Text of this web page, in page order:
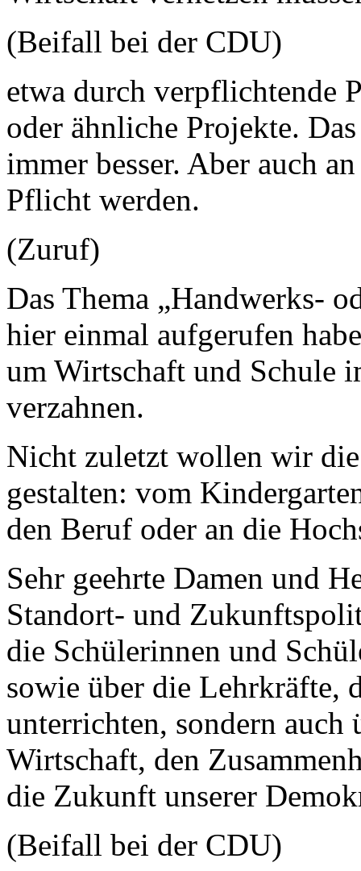
(Beifall bei der CDU)
etwa durch verpflichtende
oder ähnliche Projekte.
immer besser. Aber auch
Pflicht werden.
(Zuruf)
Das Thema „Handwerks-
hier einmal aufgerufen
um Wirtschaft und Schule
verzahnen.
Nicht zuletzt wollen wir
gestalten: vom
den Beruf oder an die
Sehr geehrte Damen und
Standort- und
die Schülerinnen und
sowie über die Lehrkräfte,
unterrichten, sondern
Wirtschaft, den
die Zukunft unserer
(Beifall bei der CDU)